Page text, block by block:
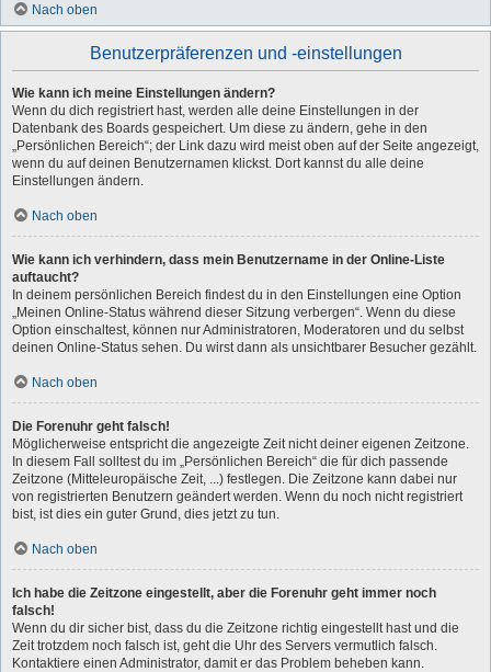
Nach oben
Benutzerpräferenzen und -einstellungen
Wie kann ich meine Einstellungen ändern?
Wenn du dich registriert hast, werden alle deine Einstellungen in der
Datenbank des Boards gespeichert. Um diese zu ändern, gehe in den
„Persönlichen Bereich“; der Link dazu wird meist oben auf der Seite angezeigt,
wenn du auf deinen Benutzernamen klickst. Dort kannst du alle deine
Einstellungen ändern.
Nach oben
Wie kann ich verhindern, dass mein Benutzername in der Online-Liste
auftaucht?
In deinem persönlichen Bereich findest du in den Einstellungen eine Option
„Meinen Online-Status während dieser Sitzung verbergen“. Wenn du diese
Option einschaltest, können nur Administratoren, Moderatoren und du selbst
deinen Online-Status sehen. Du wirst dann als unsichtbarer Besucher gezählt.
Nach oben
Die Forenuhr geht falsch!
Möglicherweise entspricht die angezeigte Zeit nicht deiner eigenen Zeitzone.
In diesem Fall solltest du im „Persönlichen Bereich“ die für dich passende
Zeitzone (Mitteleuropäische Zeit, ...) festlegen. Die Zeitzone kann dabei nur
von registrierten Benutzern geändert werden. Wenn du noch nicht registriert
bist, ist dies ein guter Grund, dies jetzt zu tun.
Nach oben
Ich habe die Zeitzone eingestellt, aber die Forenuhr geht immer noch
falsch!
Wenn du dir sicher bist, dass du die Zeitzone richtig eingestellt hast und die
Zeit trotzdem noch falsch ist, geht die Uhr des Servers vermutlich falsch.
Kontaktiere einen Administrator, damit er das Problem beheben kann.